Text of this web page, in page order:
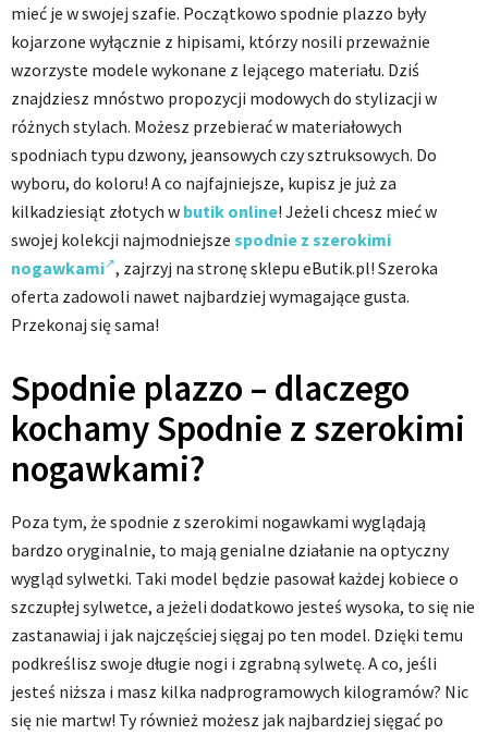
mieć je w swojej szafie. Początkowo spodnie plazzo były
kojarzone wyłącznie z hipisami, którzy nosili przeważnie
wzorzyste modele wykonane z lejącego materiału. Dziś
znajdziesz mnóstwo propozycji modowych do stylizacji w
różnych stylach. Możesz przebierać w materiałowych
spodniach typu dzwony, jeansowych czy sztruksowych. Do
wyboru, do koloru! A co najfajniejsze, kupisz je już za
kilkadziesiąt złotych w butik online! Jeżeli chcesz mieć w
swojej kolekcji najmodniejsze spodnie z szerokimi
nogawkami , zajrzyj na stronę sklepu eButik.pl! Szeroka
oferta zadowoli nawet najbardziej wymagające gusta.
Przekonaj się sama!
Spodnie plazzo – dlaczego
kochamy Spodnie z szerokimi
nogawkami?
Poza tym, że spodnie z szerokimi nogawkami wyglądają
bardzo oryginalnie, to mają genialne działanie na optyczny
wygląd sylwetki. Taki model będzie pasował każdej kobiece o
szczupłej sylwetce, a jeżeli dodatkowo jesteś wysoka, to się nie
zastanawiaj i jak najczęściej sięgaj po ten model. Dzięki temu
podkreślisz swoje długie nogi i zgrabną sylwetę. A co, jeśli
jesteś niższa i masz kilka nadprogramowych kilogramów? Nic
się nie martw! Ty również możesz jak najbardziej sięgać po